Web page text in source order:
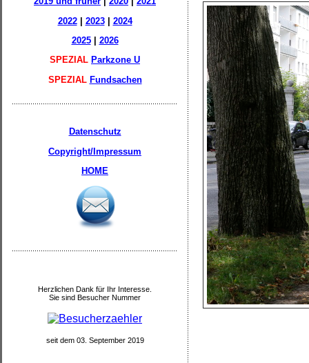
2022| 2023| 2024
2025| 2026
SPEZIAL Parkzone U
SPEZIAL Fundsachen
Datenschutz
Copyright/Impressum
HOME
Herzlichen Dank für Ihr Interesse.
Sie sind Besucher Nummer
seit dem 03. September 2019